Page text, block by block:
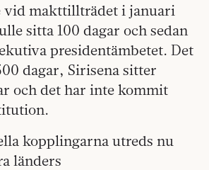
vid makttillträdet i januari
sitta 100 dagar och sedan
presidentämbetet. Det
dagar, Sirisena sitter
och det har inte kommit
kopplingarna utreds nu
länders